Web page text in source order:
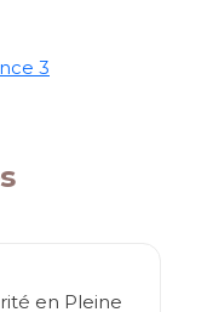
3
en Pleine